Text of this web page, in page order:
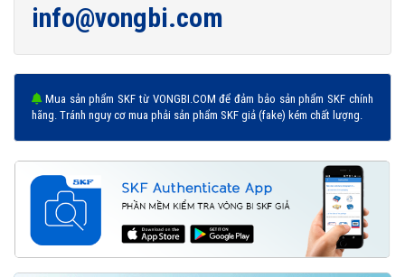
info@vongbi.com
Mua sản phẩm SKF từ VONGBI.COM để đảm bảo sản phẩm SKF chính
hãng. Tránh nguy cơ mua phải sản phẩm SKF giả (fake) kém chất lượng.